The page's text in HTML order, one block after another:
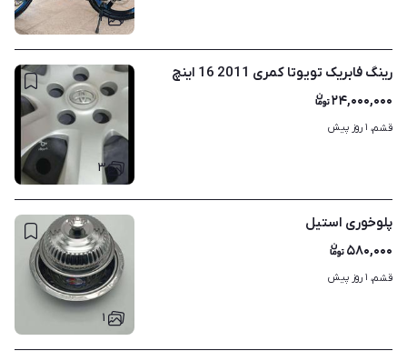
۲
۳
رینگ فابریک تویوتا کمری 2011 16 اینچ
۲۴,۰۰۰,۰۰۰
قشم، ۱ روز پیش
۱
پلوخوری استیل
۵۸۰,۰۰۰
قشم، ۱ روز پیش